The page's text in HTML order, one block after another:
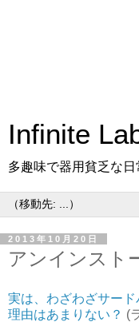
Infinite
多趣味で器用貧乏な日
2013年10月20日
アンインスト
実は、わざわざサー
理由はあまりない？ (